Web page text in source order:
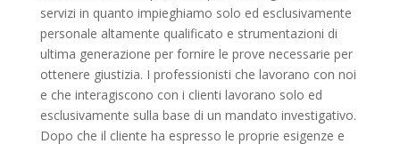
servizi in quanto impieghiamo solo ed esclusivamente
personale altamente qualificato e strumentazioni di
ultima generazione per fornire le prove necessarie per
ottenere giustizia. I professionisti che lavorano con noi
e che interagiscono con i clienti lavorano solo ed
esclusivamente sulla base di un mandato investigativo.
Dopo che il cliente ha espresso le proprie esigenze e